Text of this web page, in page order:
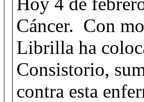
Cáncer. Con
Librilla ha
Consistorio,
contra esta